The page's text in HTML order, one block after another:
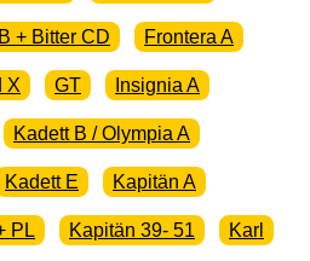
+ Bitter CD Frontera A
X GT Insignia A
Kadett B / Olympia A
Kadett E Kapitän A
PL Kapitän 39- 51 Karl